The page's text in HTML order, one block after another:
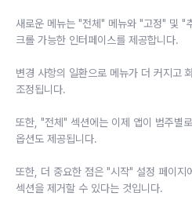
새로운 메뉴는 "전체" 메뉴와 "고정" 및 "
크롤 가능한 인터페이스를 제공합니다.
변경 사항의 일환으로 메뉴가 더 커지고
조정됩니다.
또한, "전체" 섹션에는 이제 앱이 범주별
옵션도 제공됩니다.
또한, 더 중요한 점은 "시작" 설정 페이지
섹션을 제거할 수 있다는 것입니다.